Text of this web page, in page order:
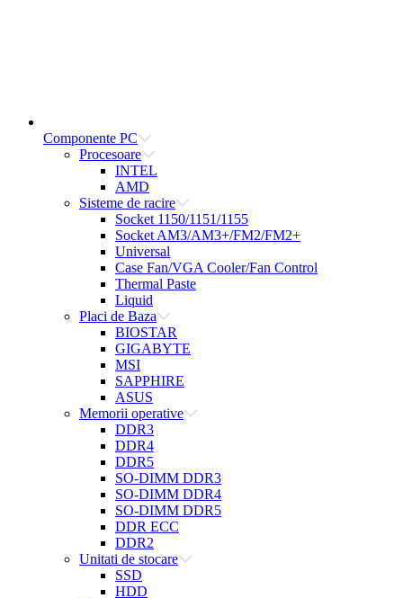
Componente PC
Procesoare
INTEL
AMD
Sisteme de racire
Socket 1150/1151/1155
Socket AM3/AM3+/FM2/FM2+
Universal
Case Fan/VGA Cooler/Fan Control
Thermal Paste
Liquid
Placi de Baza
BIOSTAR
GIGABYTE
MSI
SAPPHIRE
ASUS
Memorii operative
DDR3
DDR4
DDR5
SO-DIMM DDR3
SO-DIMM DDR4
SO-DIMM DDR5
DDR ECC
DDR2
Unitati de stocare
SSD
HDD